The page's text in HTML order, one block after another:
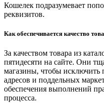
Кошелек подразумевает
реквизитов.
Как обеспечивается качество
За качеством товара из
пятидесяти на сайте. Они
магазины, чтобы
адресов и поддельных
обеспечения выполнений
процесса.